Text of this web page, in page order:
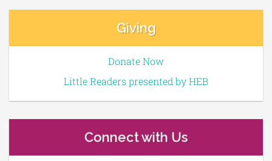
Giving
Donate Now
Little Readers presented by HEB
Connect with Us